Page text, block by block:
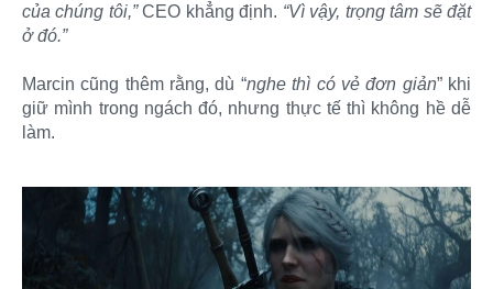
của chúng tôi,”CEO khẳng định. “Vì vậy, trọng tâm sẽ đặt
ở đó.”
Marcin cũng thêm rằng, dù “nghe thì có vẻ đơn giản” khi
giữ mình trong ngách đó, nhưng thực tế thì không hề dễ
làm.